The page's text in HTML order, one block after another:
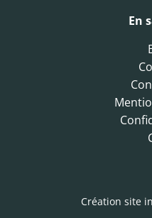
En
Création site